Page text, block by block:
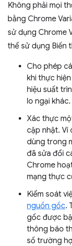
Không phải mọi
bằng Chrome
sử dụng Chrome
thể sử dụng Biến
Cho phép
khi thực
hiệu suất
lo ngại khác.
Xác thực
cập nhật. Ví
dùng trong
đã sửa đổi
Chrome
mạng thực
Kiểm soát
nguồn gốc.
gốc được
thông báo
số trường